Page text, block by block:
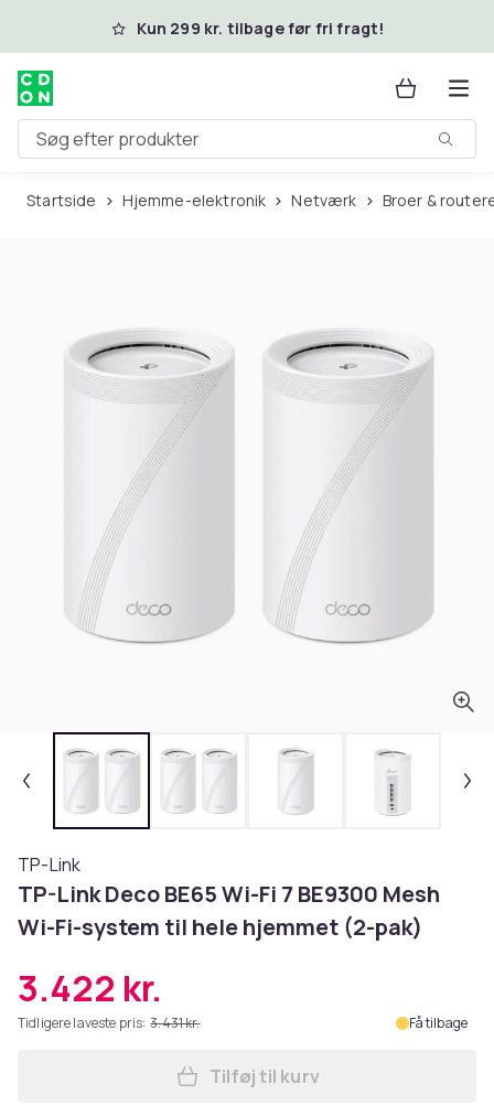
Spring til hovedindhold
Kun 299 kr. tilbage før fri fragt!
Søg efter produkter
Startside Hjemme-elektronik Netværk Broer &
TP-Link
TP-Link Deco BE65 Wi-Fi 7 BE9300 Mesh
Wi-Fi-system til hele hjemmet (2-pak)
3.422 kr.
Tidligere laveste pris: 3.431 kr. Få tilbage
Læg TP-Link Deco BE65
Tilføj til kurv